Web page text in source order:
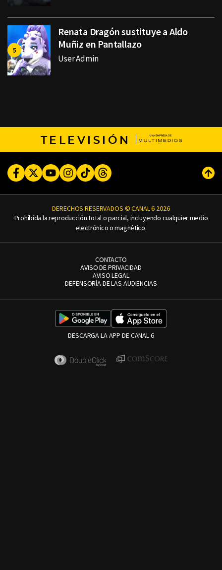
Renata Dragón sustituye a Aldo
Muñiz en Pantallazo
User Admin
TELEVISIÓN
FacebookTwitterYoutubeInstagram
TikTokThreads
DERECHOS RESERVADOS © CANAL 6 2026
Prohibida la reproducción total o parcial, incluyendo cualquier medio
electrónico o magnético.
CONTACTO
AVISO DE PRIVACIDAD
AVISO LEGAL
DEFENSORÍA DE LAS AUDIENCIAS
DESCARGA LA APP DE CANAL 6